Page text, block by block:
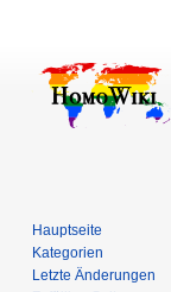
Hauptseite
Kategorien
Letzte Änderungen